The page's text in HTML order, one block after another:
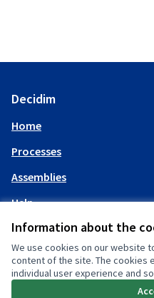
Information about the
We use cookies on our website
content of the site. The cookies
individual user experience and
Decidim
Home
Processes
Assemblies
Help
My account
Log in